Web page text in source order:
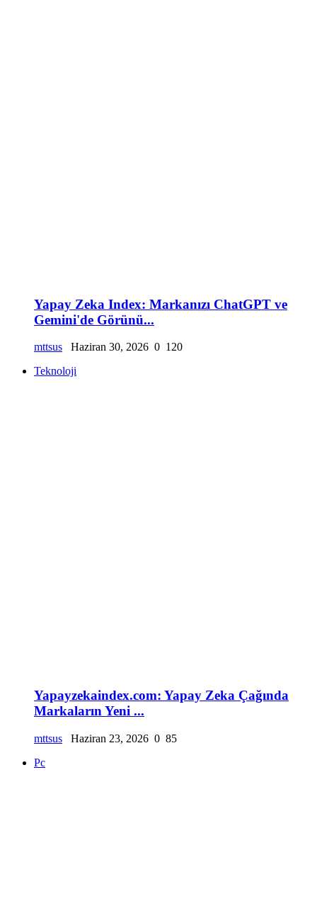
Yapay Zeka Index: Markanızı ChatGPT ve
Gemini'de Görünü...
mttsus Haziran 30, 2026 0 120
Teknoloji
Yapayzekaindex.com: Yapay Zeka Çağında
Markaların Yeni ...
mttsus Haziran 23, 2026 0 85
Pc